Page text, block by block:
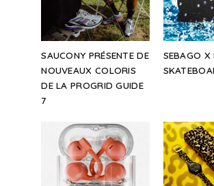
SAUCONY PRÉSENTE DE
NOUVEAUX COLORIS
DE LA PROGRID GUIDE
7
SEBAGO X